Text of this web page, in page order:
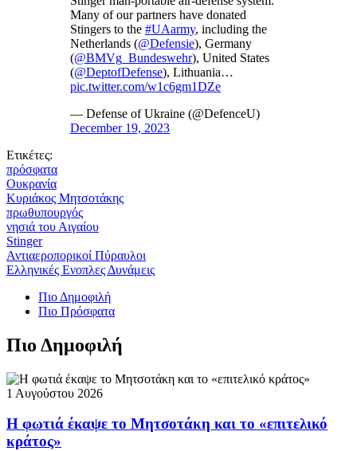
Many of our partners have donated
Stingers to the #UAarmy, including the
Netherlands (@Defensie), Germany
(@BMVg_Bundeswehr), United States
(@DeptofDefense), Lithuania…
pic.twitter.com/w1c6gm1DZe
— Defense of Ukraine (@DefenceU)
December 19, 2023
Ετικέτες:
πρόσφατα
Ουκρανία
Κυριάκος Μητσοτάκης
πρωθυπουργός
νησιά του Αιγαίου
Stinger
Αντιαεροπορικοί Πύραυλοι
Ελληνικές Ενοπλες Δυνάμεις
Πιο Δημοφιλή
Πιο Πρόσφατα
Πιο Δημοφιλή
1 Αυγούστου 2026
Η φωτιά έκαψε το Μητσοτάκη και το «επιτελικό
κράτος»